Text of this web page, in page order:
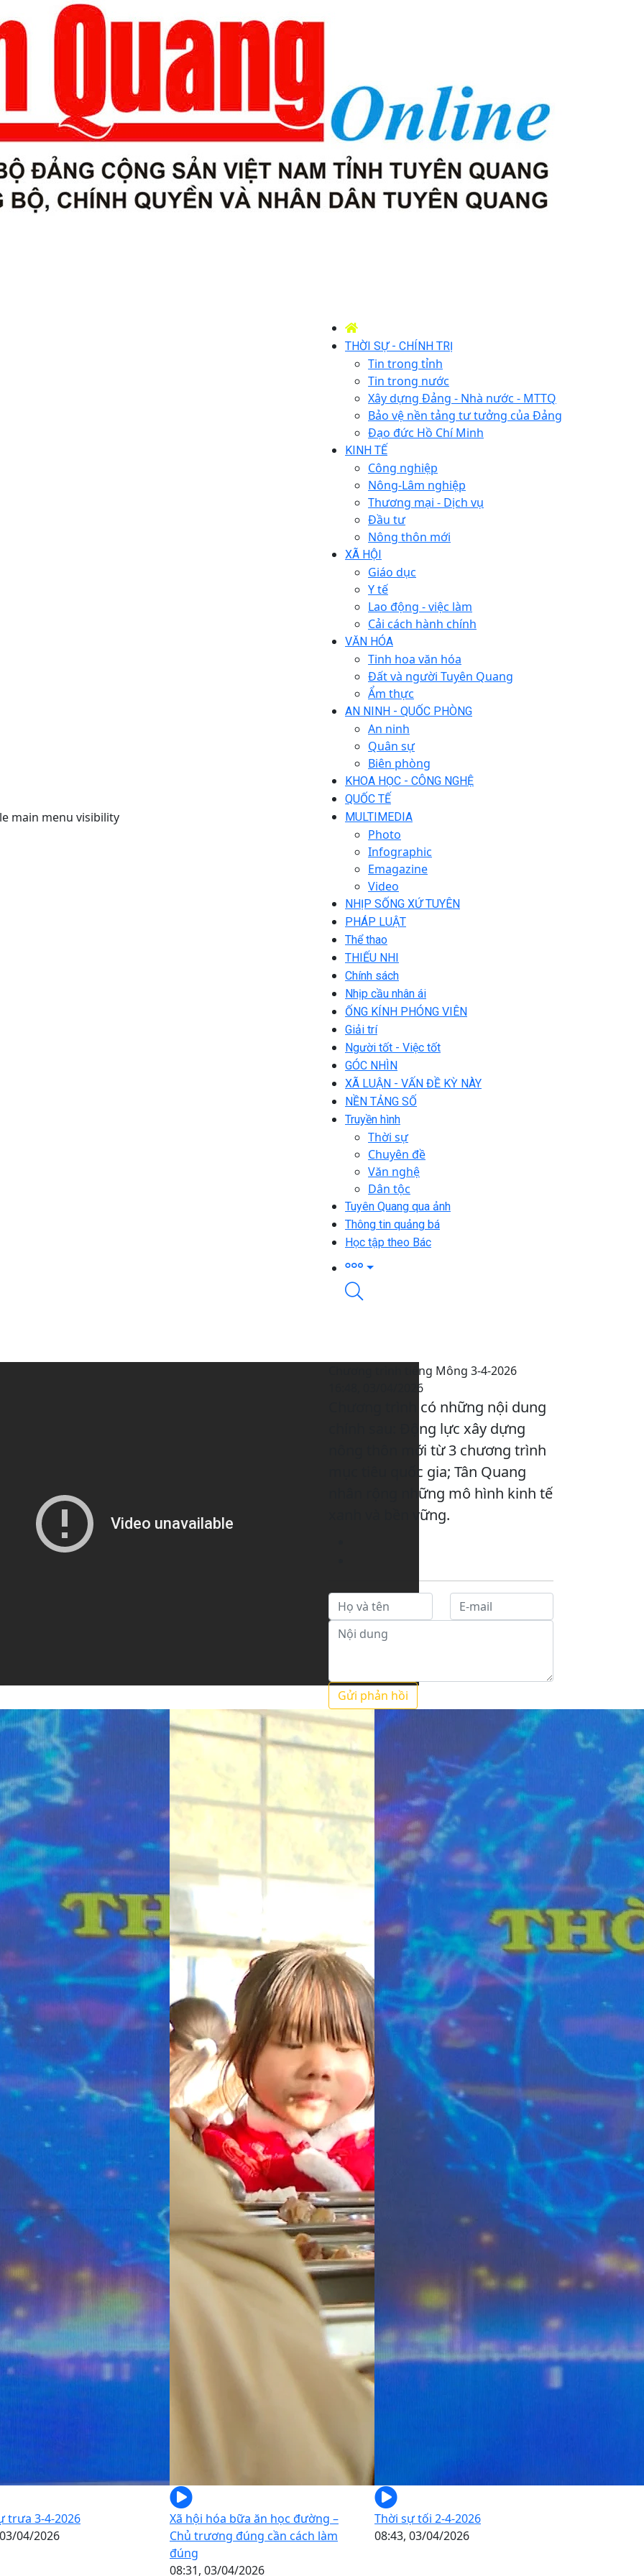
main menu visibility
THỜI SỰ - CHÍNH TRỊ
Tin trong tỉnh
Tin trong nước
Xây dựng Đảng - Nhà nước - MTTQ
Bảo vệ nền tảng tư tưởng của Đảng
Đạo đức Hồ Chí Minh
KINH TẾ
Công nghiệp
Nông-Lâm nghiệp
Thương mại - Dịch vụ
Đầu tư
Nông thôn mới
XÃ HỘI
Giáo dục
Y tế
Lao động - việc làm
Cải cách hành chính
VĂN HÓA
Tinh hoa văn hóa
Đất và người Tuyên Quang
Ẩm thực
AN NINH - QUỐC PHÒNG
An ninh
Quân sự
Biên phòng
KHOA HỌC - CÔNG NGHỆ
QUỐC TẾ
MULTIMEDIA
Photo
Infographic
Emagazine
Video
NHỊP SỐNG XỨ TUYÊN
PHÁP LUẬT
Thể thao
THIẾU NHI
Chính sách
Nhịp cầu nhân ái
ỐNG KÍNH PHÓNG VIÊN
Giải trí
Người tốt - Việc tốt
GÓC NHÌN
XÃ LUẬN - VẤN ĐỀ KỲ NÀY
NỀN TẢNG SỐ
Truyền hình
Thời sự
Chuyên đề
Văn nghệ
Dân tộc
Tuyên Quang qua ảnh
Thông tin quảng bá
Học tập theo Bác
Chương trình tiếng Mông 3-4-2026
16:48, 03/04/2026
Chương trình có những nội dung
chính sau: Động lực xây dựng
nông thôn mới từ 3 chương trình
mục tiêu quốc gia; Tân Quang
nhân rộng những mô hình kinh tế
xanh và bền vững.
Gửi phản hồi
trưa 3-4-2026
04/2026
Xã hội hóa bữa ăn học đường –
Chủ trương đúng cần cách làm
đúng
08:31, 03/04/2026
Thời sự tối 2-4-2026
08:43, 03/04/2026